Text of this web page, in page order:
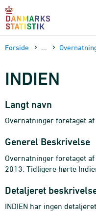
sidens
Forside
INDIEN
Langt navn
Overnatninger foretaget
Generel Beskrivelse
Overnatninger foretaget
2013. Tidligere hørte
Detaljeret
INDIEN har ingen